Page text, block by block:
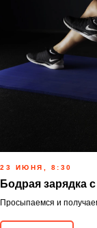
23 ИЮНЯ, 8:30
Бодрая зарядка
Просыпаемся и